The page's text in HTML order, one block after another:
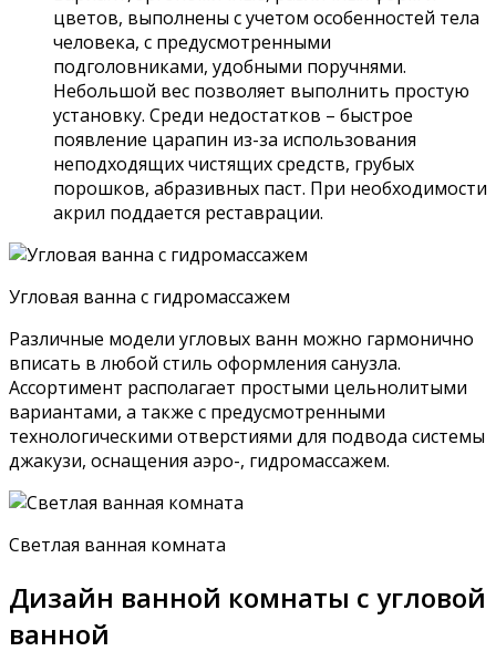
цветов, выполнены с учетом особенностей тела
человека, с предусмотренными
подголовниками, удобными поручнями.
Небольшой вес позволяет выполнить простую
установку. Среди недостатков – быстрое
появление царапин из-за использования
неподходящих чистящих средств, грубых
порошков, абразивных паст. При необходимости
акрил поддается реставрации.
Угловая ванна с гидромассажем
Различные модели угловых ванн можно гармонично
вписать в любой стиль оформления санузла.
Ассортимент располагает простыми цельнолитыми
вариантами, а также с предусмотренными
технологическими отверстиями для подвода системы
джакузи, оснащения аэро-, гидромассажем.
Светлая ванная комната
Дизайн ванной комнаты с угловой
ванной